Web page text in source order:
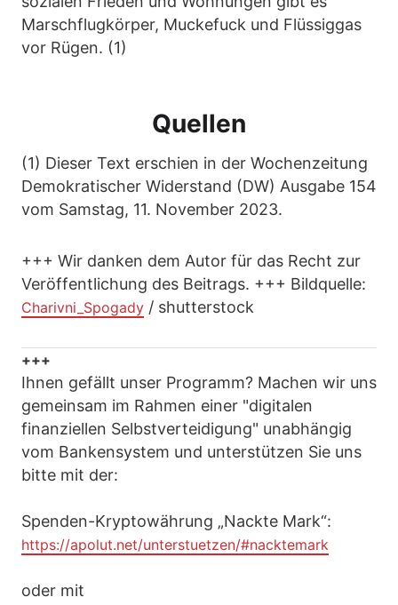
Marschflugkörper, Muckefuck und Flüssiggas
vor Rügen. (1)
Quellen
(1) Dieser Text erschien in der Wochenzeitung
Demokratischer Widerstand (DW) Ausgabe 154
vom Samstag, 11. November 2023.
+++ Wir danken dem Autor für das Recht zur
Veröffentlichung des Beitrags. +++ Bildquelle:
Charivni_Spogady / shutterstock
+++
Ihnen gefällt unser Programm? Machen wir uns
gemeinsam im Rahmen einer "digitalen
finanziellen Selbstverteidigung" unabhängig
vom Bankensystem und unterstützen Sie uns
bitte mit der:
Spenden-Kryptowährung „Nackte Mark“:
https://apolut.net/unterstuetzen/#nacktemark
oder mit